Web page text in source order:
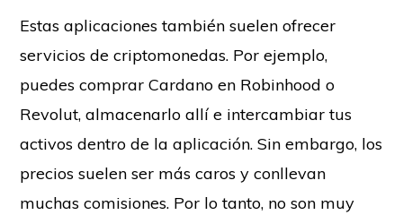
Estas aplicaciones también suelen ofrecer
servicios de criptomonedas. Por ejemplo,
puedes comprar Cardano en Robinhood o
Revolut, almacenarlo allí e intercambiar tus
activos dentro de la aplicación. Sin embargo, los
precios suelen ser más caros y conllevan
muchas comisiones. Por lo tanto, no son muy